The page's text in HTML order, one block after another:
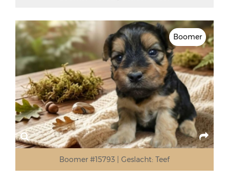
Boomer
Boomer #15793 Geslacht: Teef